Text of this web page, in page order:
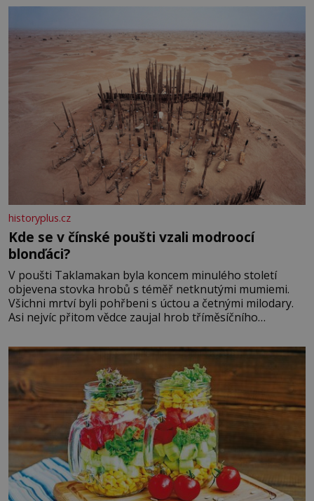
historyplus.cz
Kde se v čínské poušti vzali modroocí
blonďáci?
V poušti Taklamakan byla koncem minulého století
objevena stovka hrobů s téměř netknutými mumiemi.
Všichni mrtví byli pohřbeni s úctou a četnými milodary.
Asi nejvíc přitom vědce zaujal hrob tříměsíčního
blonďaté vlásky. Fakt, že jsou těla dávných lidí nesmírně
dobře zachovalá, přičítají odborníci zdejším klimatickým
podmínkám. Sucho, prosolené písky a extrémně